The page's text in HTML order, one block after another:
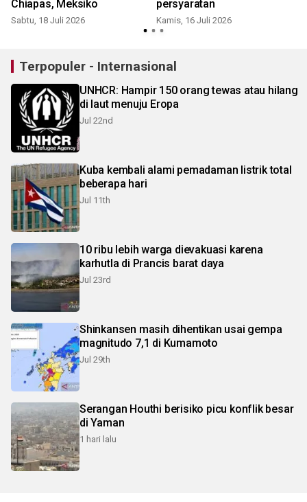
Chiapas, Meksiko
Sabtu, 18 Juli 2026
persyaratan
Kamis, 16 Juli 2026
Terpopuler - Internasional
UNHCR: Hampir 150 orang tewas atau hilang
di laut menuju Eropa
Jul 22nd
Kuba kembali alami pemadaman listrik total
beberapa hari
Jul 11th
10 ribu lebih warga dievakuasi karena
karhutla di Prancis barat daya
Jul 23rd
Shinkansen masih dihentikan usai gempa
magnitudo 7,1 di Kumamoto
Jul 29th
Serangan Houthi berisiko picu konflik besar
di Yaman
1 hari lalu